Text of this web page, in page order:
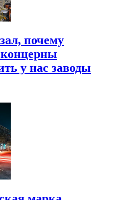
почему
у нас заводы